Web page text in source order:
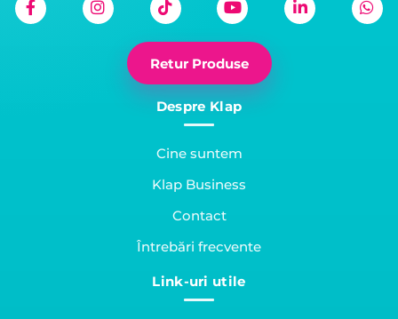
Retur Produse
Despre Klap
Cine suntem
Klap Business
Contact
Întrebări frecvente
Link-uri utile